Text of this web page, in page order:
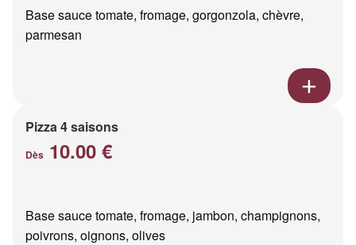
Base sauce tomate, fromage, gorgonzola, chèvre,
parmesan
Pizza 4 saisons
Dès 10.00 €
Base sauce tomate, fromage, jambon, champignons,
poivrons, oignons, olives